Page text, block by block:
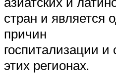
стран и является
причин
госпитализации и
этих регионах.